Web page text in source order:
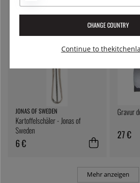
JONAS OF SWEDEN
Kartoffelschäler - Jonas of
Sweden
6 €
Gravur
27 €
Mehr anzeigen
CHANGE COUNTRY
Continue to